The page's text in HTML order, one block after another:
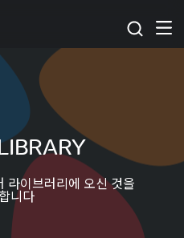
로가기
라이브러리에 오신 것을
니다